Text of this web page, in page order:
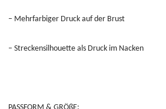
– Mehrfarbiger Druck auf der Brust
– Streckensilhouette als Druck im Nacken